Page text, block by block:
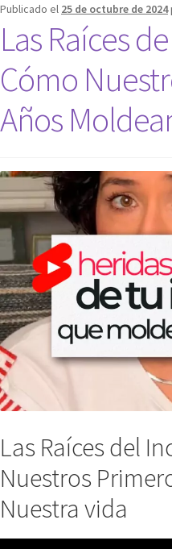
Publicado el 25 de octubre de 2024
Las Raíces
Cómo
Años
Las Raíces del
Nuestros
Nuestra vida